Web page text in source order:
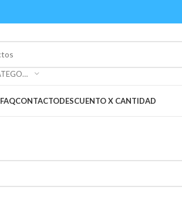
SELECCIONAR CATEGORÍA
FAQCONTACTODESCUENTO X CANTIDAD